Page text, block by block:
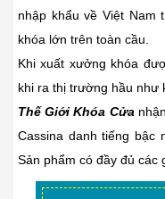
nhập khẩu về Việt Nam
khóa lớn trên toàn cầu.
Khi xuất xưởng khóa
khi ra thị trường hầu như
Thế Giới Khóa Cửa
Cassina danh tiếng bậc
Sản phẩm có đầy đủ các